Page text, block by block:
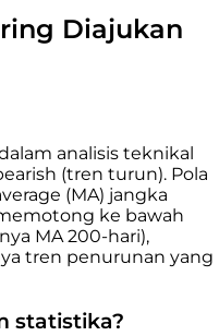
Diajukan
analisis teknikal
(tren turun). Pola
(MA) jangka
ke bawah
MA 200-hari),
tren penurunan yang
statistika?